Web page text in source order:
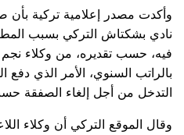
وأكدت مصدر إعلامية تركية
نادي بشكتاش التركي بسبب
فيه، حسب تقديره، من وكلاء نجم
بالراتب السنوي، الأمر الذي
التدخل من أجل إلغاء الصفقة
وقال الموقع التركي أن وكلاء